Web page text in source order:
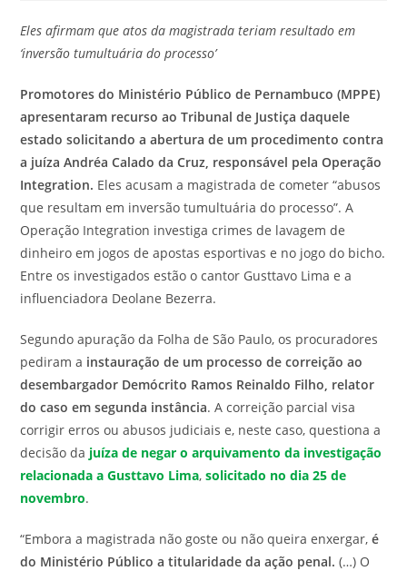
post:
Eles afirmam que atos da magistrada teriam resultado em
‘inversão tumultuária do processo’
Promotores do Ministério Público de Pernambuco (MPPE)
apresentaram recurso ao Tribunal de Justiça daquele
estado solicitando a abertura de um procedimento contra
a juíza Andréa Calado da Cruz, responsável pela Operação
Integration. Eles acusam a magistrada de cometer “abusos
que resultam em inversão tumultuária do processo”. A
Operação Integration investiga crimes de lavagem de
dinheiro em jogos de apostas esportivas e no jogo do bicho.
Entre os investigados estão o cantor Gusttavo Lima e a
influenciadora Deolane Bezerra.
Segundo apuração da Folha de São Paulo, os procuradores
pediram a instauração de um processo de correição ao
desembargador Demócrito Ramos Reinaldo Filho, relator
do caso em segunda instância. A correição parcial visa
corrigir erros ou abusos judiciais e, neste caso, questiona a
decisão da juíza de negar o arquivamento da investigação
relacionada a Gusttavo Lima,solicitado no dia 25 de
novembro.
“Embora a magistrada não goste ou não queira enxergar,é
do Ministério Público a titularidade da ação penal. (…) O